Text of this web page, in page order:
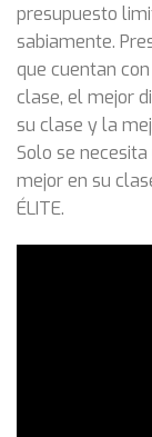
presupuesto
sabiamente.
que cuentan
clase, el mejor
su clase y la
Solo se
mejor en su
ÉLITE.